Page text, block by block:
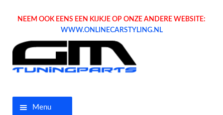
NEEM OOK EENS EEN KIJKJE OP ONZE ANDERE WEBSITE:
WWW.ONLINECARSTYLING.NL
Menu